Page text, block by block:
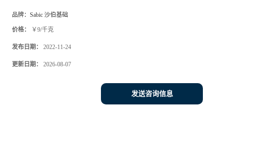
品牌： Sabic 沙伯基础
价格： ￥9/千克
发布日期： 2022-11-24
更新日期： 2026-08-07
发送咨询信息